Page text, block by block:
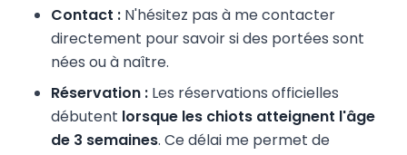
Contact : N'hésitez pas à me contacter
directement pour savoir si des portées sont
nées ou à naître.
Réservation : Les réservations officielles
débutent lorsque les chiots atteignent l'âge
de 3 semaines. Ce délai me permet de